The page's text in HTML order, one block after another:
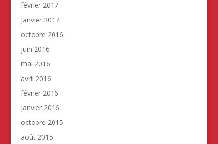
février 2017
janvier 2017
octobre 2016
juin 2016
mai 2016
avril 2016
février 2016
janvier 2016
octobre 2015
août 2015